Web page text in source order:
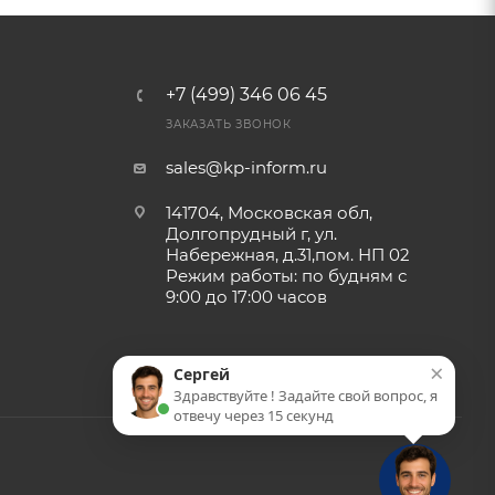
+7 (499) 346 06 45
ЗАКАЗАТЬ ЗВОНОК
sales@kp-inform.ru
141704, Московская обл,
Долгопрудный г, ул.
Набережная, д.31,пом. НП 02
Режим работы: по будням с
9:00 до 17:00 часов
×
Сергей
Здравствуйте ! Задайте свой вопрос, я
отвечу через 15 секунд